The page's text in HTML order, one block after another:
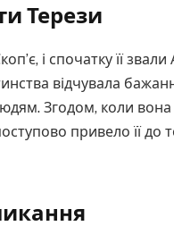
Терези
і спочатку її звали
відчувала
Згодом, коли вона
привело її до